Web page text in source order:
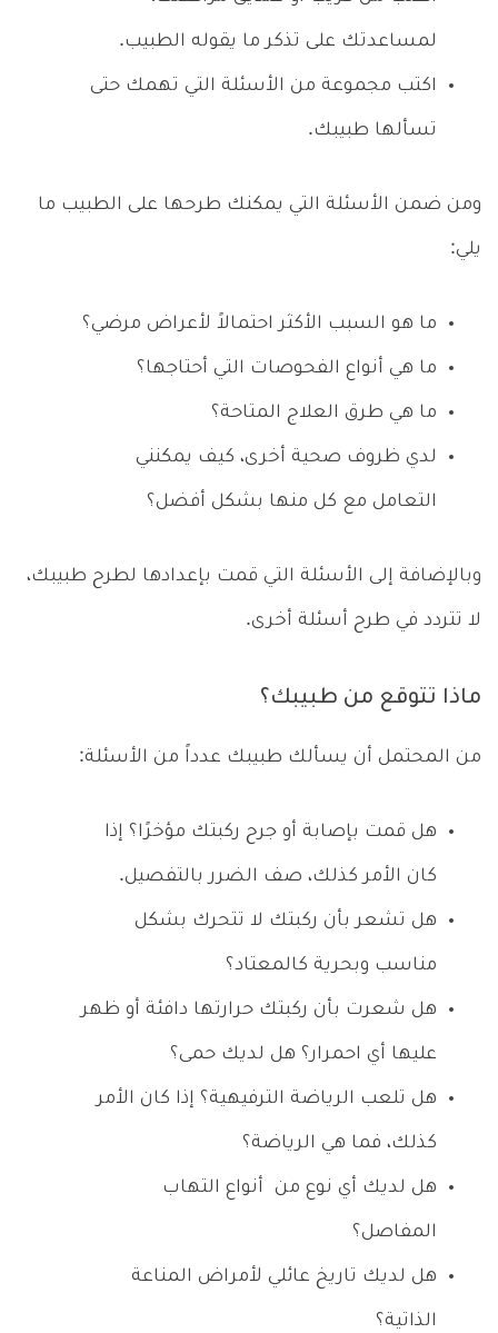
لمساعدتك على تذكر ما يقوله الطبيب.
اكتب مجموعة من الأسئلة التي تهمك حتى
تسألها طبيبك.
ومن ضمن الأسئلة التي يمكنك طرحها على الطبيب ما
يلي:
ما هو السبب الأكثر احتمالاً لأعراض مرضي؟
ما هي أنواع الفحوصات التي أحتاجها؟
ما هي طرق العلاج المتاحة؟
لدي ظروف صحية أخرى، كيف يمكنني
التعامل مع كل منها بشكل أفضل؟
وبالإضافة إلى الأسئلة التي قمت بإعدادها لطرح طبيبك،
لا تتردد في طرح أسئلة أخرى.
ماذا تتوقع من طبيبك؟
من المحتمل أن يسألك طبيبك عدداً من الأسئلة:
هل قمت بإصابة أو جرح ركبتك مؤخرًا؟ إذا
كان الأمر كذلك، صف الضرر بالتفصيل.
هل تشعر بأن ركبتك لا تتحرك بشكل
مناسب وبحرية كالمعتاد؟
هل شعرت بأن ركبتك حرارتها دافئة أو ظهر
عليها أي احمرار؟ هل لديك حمى؟
هل تلعب الرياضة الترفيهية؟ إذا كان الأمر
كذلك، فما هي الرياضة؟
هل لديك أي نوع من أنواع التهاب
المفاصل؟
هل لديك تاريخ عائلي لأمراض المناعة
الذاتية؟